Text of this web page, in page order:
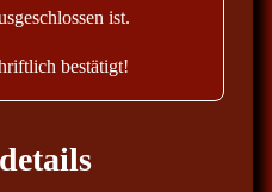
ist.
bestätigt!